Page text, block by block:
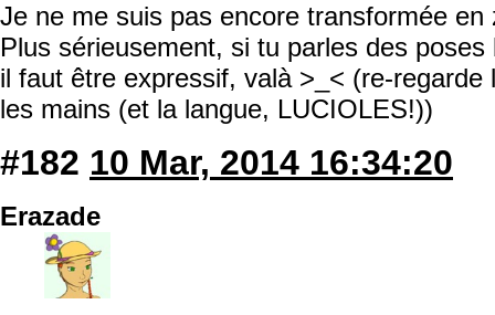
Je ne me suis pas encore transformée
Plus sérieusement, si tu parles des
il faut être expressif, valà >_< (re-
les mains (et la langue, LUCIOLES!))
#182 10 Mar, 2014 16:34:20
Erazade